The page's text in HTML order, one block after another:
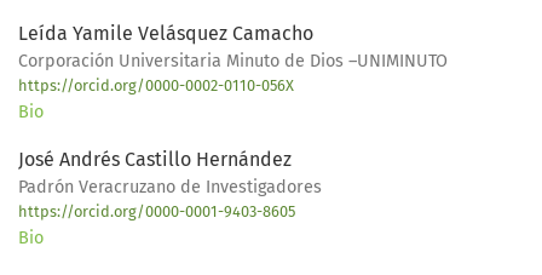
Leída Yamile Velásquez Camacho
Corporación Universitaria Minuto de Dios –UNIMINUTO
https://orcid.org/0000-0002-0110-056X
Bio
José Andrés Castillo Hernández
Padrón Veracruzano de Investigadores
https://orcid.org/0000-0001-9403-8605
Bio